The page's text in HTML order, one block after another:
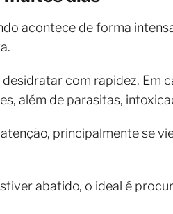
acontece de forma
com rapidez. Em
além de parasitas,
principalmente se
abatido, o ideal é